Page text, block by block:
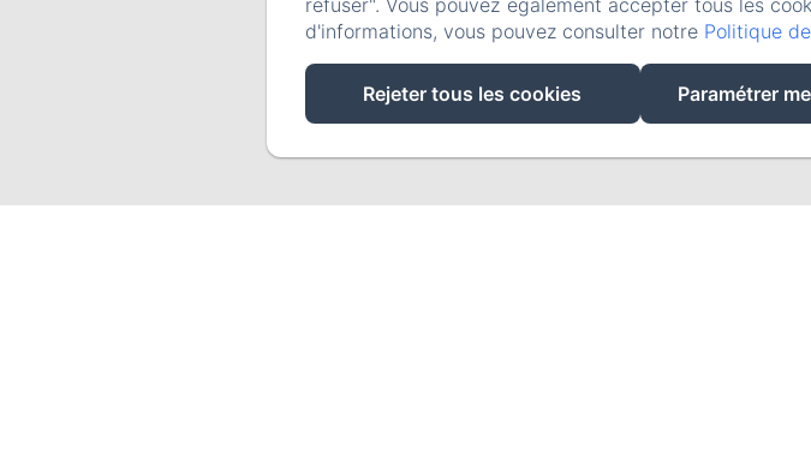
EN
Créé
refuser". Vous pouvez également accepter tous les
d'informations, vous pouvez consulter notre Politique
Rejeter tous les cookies Paramétrer